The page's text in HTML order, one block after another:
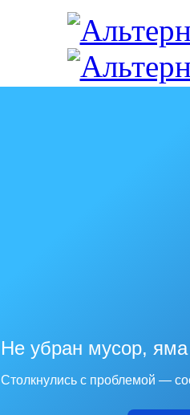
Не убран мусор,
Столкнулись с проблемой —